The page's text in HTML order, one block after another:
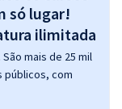
Social, Inclusão e
só lugar!
mais de 25 mil
públicos, com